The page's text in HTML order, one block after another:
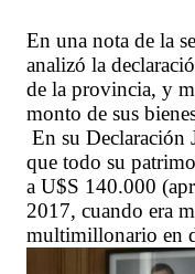
En una nota de la
analizó la
de la provincia, y
monto de sus
En su Declaración
que todo su
a U$S 140.000
2017, cuando era
multimillonario en